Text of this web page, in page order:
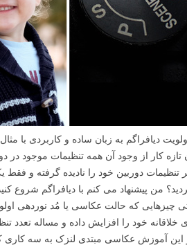
دیافراگم به زبان ساده و کاربردی با
کار از وجود آن همه تنظیمات موجود در
دوربین خود را نادیده گرفته و فقط
من پیشنهاد می کنم با دیافراگم شروع
خود را افزایش داده و مساله تعدد
این آموزش عکاسی مبتدی لنزک به سه کاری